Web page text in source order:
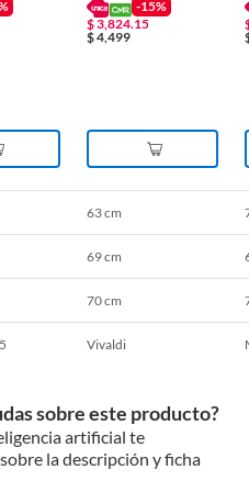
-15%
$3,824.15
$4,499
63 cm
69 cm
70 cm
Vivaldi
sobre este producto?
artificial te
la descripción y ficha